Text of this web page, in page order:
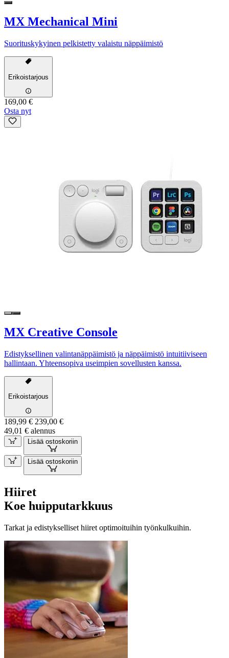
MX Mechanical Mini
Suorituskykyinen pelkistetty valaistu näppäimistö
Erikoistarjous
169,00 €
Osta nyt
MX Creative Console
Edistyksellinen valintanäppäimistö ja näppäimistö intuitiiviseen
hallintaan. Yhteensopiva useimpien sovellusten kanssa.
Erikoistarjous
189,99 € 239,00 €
49,01 € alennus
Lisää ostoskoriin
Lisää ostoskoriin
Hiiret
Koe huipputarkkuus
Tarkat ja edistykselliset hiiret optimoituihin työnkulkuihin.